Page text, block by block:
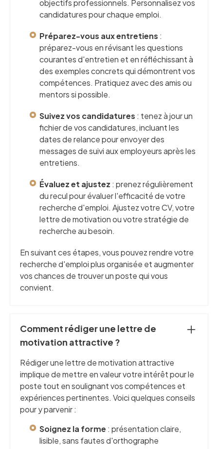
objectifs professionnels. Personnalisez vos
candidatures pour chaque emploi.
Préparez-vous aux entretiens :
préparez-vous en révisant les questions
courantes d'entretien et en réfléchissant à
des exemples concrets qui démontrent vos
compétences. Pratiquez avec des amis ou
mentors si possible.
Suivez vos candidatures : tenez à jour un
fichier de vos candidatures, incluant les
dates de relance pour envoyer des
messages de suivi aux employeurs après les
entretiens.
Évaluez et ajustez : prenez régulièrement
du recul pour évaluer l'efficacité de votre
recherche d'emploi. Ajustez votre CV, votre
lettre de motivation ou votre stratégie de
recherche au besoin.
En suivant ces étapes, vous pouvez rendre votre
recherche d'emploi plus organisée et augmenter
vos chances de trouver un poste qui vous
convient.
Comment rédiger une lettre de
motivation attractive ?
Rédiger une lettre de motivation attractive
implique de mettre en valeur votre intérêt pour le
poste tout en soulignant vos compétences et
expériences pertinentes. Voici quelques conseils
pour y parvenir :
Soignez la forme : présentation claire,
lisible, sans fautes d'orthographe